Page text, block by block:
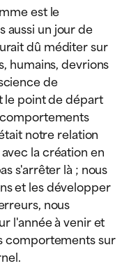
est le
aussi un jour de
dû méditer sur
humains, devrions
de
point de départ
notre relation
la création en
s'arrêter là ; nous
et les développer
nous
l'année à venir et
comportements sur